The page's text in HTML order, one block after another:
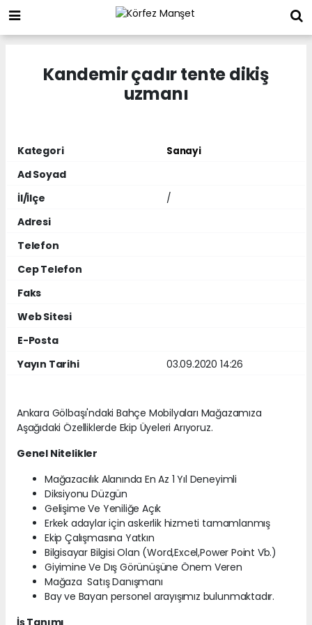
Kandemir çadır tente dikiş
uzmanı
Kategori Sanayi
Ad Soyad
İl/İlçe
/
Adresi
Telefon
Cep Telefon
Faks
Web Sitesi
E-Posta
Yayın Tarihi
03.09.2020 14:26
Ankara Gölbaşı'ndaki Bahçe Mobilyaları Mağazamıza
Aşağıdaki Özelliklerde Ekip Üyeleri Arıyoruz.
Genel Nitelikler
Mağazacılık Alanında En Az 1 Yıl Deneyimli
Diksiyonu Düzgün
Gelişime Ve Yeniliğe Açık
Erkek adaylar için askerlik hizmeti tamamlanmış
Ekip Çalışmasına Yatkın
Bilgisayar Bilgisi Olan (Word,Excel,Power Point Vb.)
Giyimine Ve Dış Görünüşüne Önem Veren
Mağaza Satış Danışmanı
Bay ve Bayan personel arayışımız bulunmaktadır.